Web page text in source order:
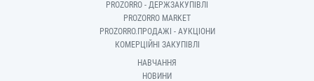
PROZORRO - ДЕРЖЗАКУПІВЛІ
PROZORRO MARKET
PROZORRO.ПРОДАЖІ - АУКЦІОНИ
КОМЕРЦІЙНІ ЗАКУПІВЛІ
НАВЧАННЯ
НОВИНИ